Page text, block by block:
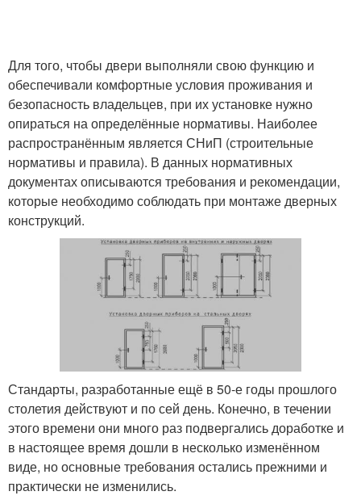
Для того, чтобы двери выполняли свою функцию и
обеспечивали комфортные условия проживания и
безопасность владельцев, при их установке нужно
опираться на определённые нормативы. Наиболее
распространённым является СНиП (строительные
нормативы и правила). В данных нормативных
документах описываются требования и рекомендации,
которые необходимо соблюдать при монтаже дверных
конструкций.
Стандарты, разработанные ещё в 50-е годы прошлого
столетия действуют и по сей день. Конечно, в течении
этого времени они много раз подвергались доработке и
в настоящее время дошли в несколько изменённом
виде, но основные требования остались прежними и
практически не изменились.